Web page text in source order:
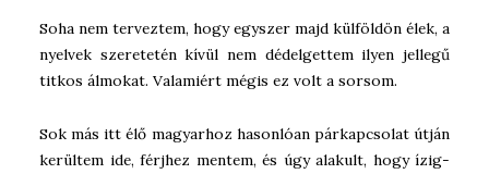
Soha nem terveztem, hogy egyszer majd külföldön élek, a
nyelvek szeretetén kívül nem dédelgettem ilyen jellegű
titkos álmokat. Valamiért mégis ez volt a sorsom.
Sok más itt élő magyarhoz hasonlóan párkapcsolat útján
kerültem ide, férjhez mentem, és úgy alakult, hogy ízig-